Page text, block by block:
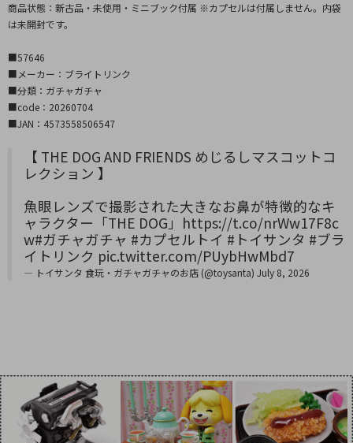
商品状態：新古品・未使用・ミニブック付属 ※カプセルは付属しません。内袋
は未開封です。
■57646
■メーカー：ブライトリンク
■分類：ガチャガチャ
■code：20260704
■JAN：4573558506547
【 THE DOG AND FRIENDS めじるしマスコットコ
レクション 】
魚眼レンズで撮影された大きなお鼻が特徴的なキ
ャラクター「THE DOG」 https://t.co/nrWw17F8c
w#ガチャガチャ #カプセルトイ #トイサンタ #ブラ
イトリンク pic.twitter.com/PUybHwMbd7
— トイサンタ 食玩・ガチャガチャのお店 (@toysanta) July 8, 2026